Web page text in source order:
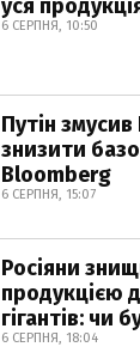
уся
6 СЕРПНЯ, 10:50
Путін
знизити
Bloomberg
6 СЕРПНЯ, 15:07
Росіяни
продукцією
гігантів: чи
6 СЕРПНЯ, 18:04